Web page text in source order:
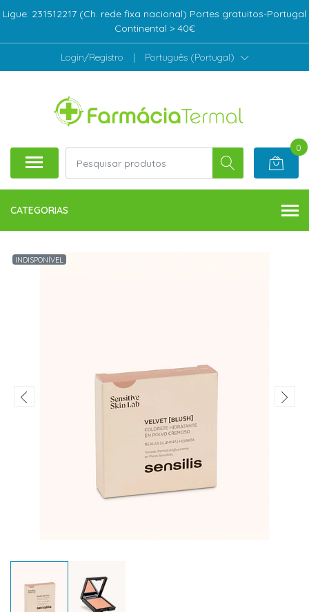
Ligue: 231512217 (Ch. rede fixa nacional) Portes gratuitos-Portugal
Continental > 40€
Login/Registro | Português (Portugal)
0
CATEGORIAS
INDISPONÍVEL